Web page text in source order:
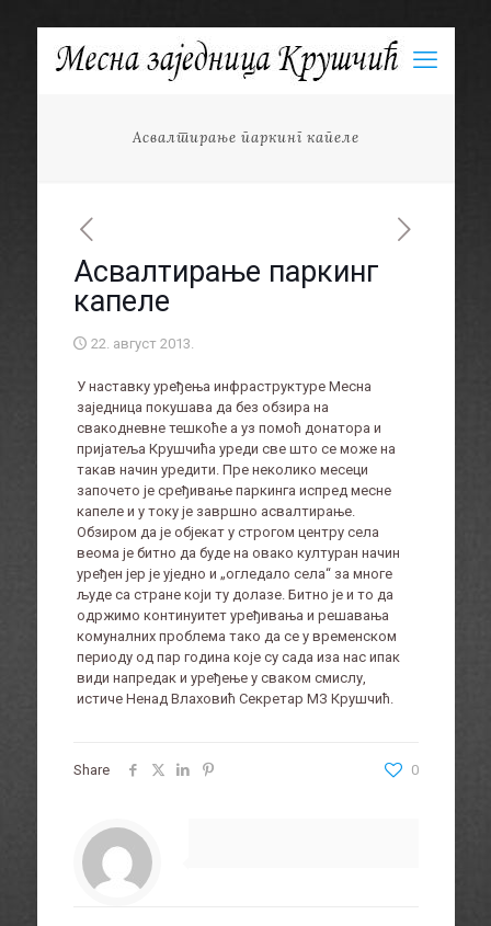
Асвалтирање паркинг капеле
Асвалтирање паркинг
капеле
22. август 2013.
У наставку уређења инфраструктуре Месна
заједница покушава да без обзира на
свакодневне тешкоће а уз помоћ донатора и
пријатеља Крушчића уреди све што се може на
такав начин уредити. Пре неколико месеци
започето је сређивање паркинга испред месне
капеле и у току је завршно асвалтирање.
Обзиром да је објекат у строгом центру села
веома је битно да буде на овако културан начин
уређен јер је уједно и „огледало села“ за многе
људе са стране који ту долазе. Битно је и то да
одржимо континуитет уређивања и решавања
комуналних проблема тако да се у временском
периоду од пар година које су сада иза нас ипак
види напредак и уређење у сваком смислу,
истиче Ненад Влаховић Секретар МЗ Крушчић.
Share 0